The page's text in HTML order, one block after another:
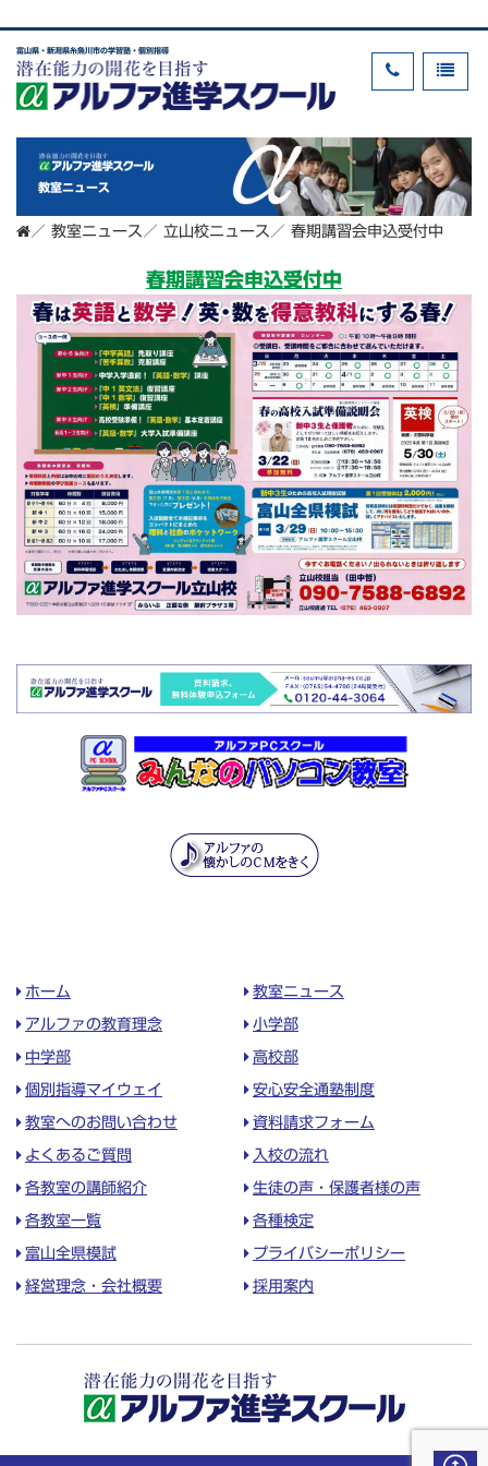
富山県・新潟県糸魚川市の学習塾・個別指導
教室ニュース
／ 教室ニュース ／ 立山校ニュース ／ 春期講習会申込受付中
春期講習会申込受付中
ホーム 教室ニュース
アルファの教育理念 小学部
中学部 高校部
個別指導マイウェイ 安心安全通塾制度
教室へのお問い合わせ 資料請求フォーム
よくあるご質問 入校の流れ
各教室の講師紹介 生徒の声・保護者様の声
各教室一覧 各種検定
富山全県模試 プライバシーポリシー
経営理念・会社概要 採用案内